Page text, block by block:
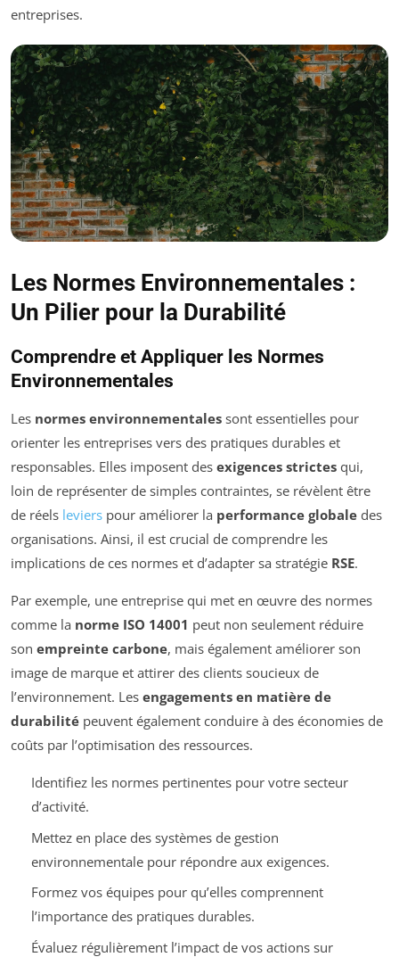
entreprises.
Les Normes Environnementales :
Un Pilier pour la Durabilité
Comprendre et Appliquer les Normes
Environnementales
Les normes environnementales sont essentielles pour
orienter les entreprises vers des pratiques durables et
responsables. Elles imposent des exigences strictes qui,
loin de représenter de simples contraintes, se révèlent être
de réels leviers pour améliorer la performance globale des
organisations. Ainsi, il est crucial de comprendre les
implications de ces normes et d’adapter sa stratégie RSE.
Par exemple, une entreprise qui met en œuvre des normes
comme la norme ISO 14001 peut non seulement réduire
son empreinte carbone, mais également améliorer son
image de marque et attirer des clients soucieux de
l’environnement. Les engagements en matière de
durabilité peuvent également conduire à des économies de
coûts par l’optimisation des ressources.
Identifiez les normes pertinentes pour votre secteur
d’activité.
Mettez en place des systèmes de gestion
environnementale pour répondre aux exigences.
Formez vos équipes pour qu’elles comprennent
l’importance des pratiques durables.
Évaluez régulièrement l’impact de vos actions sur